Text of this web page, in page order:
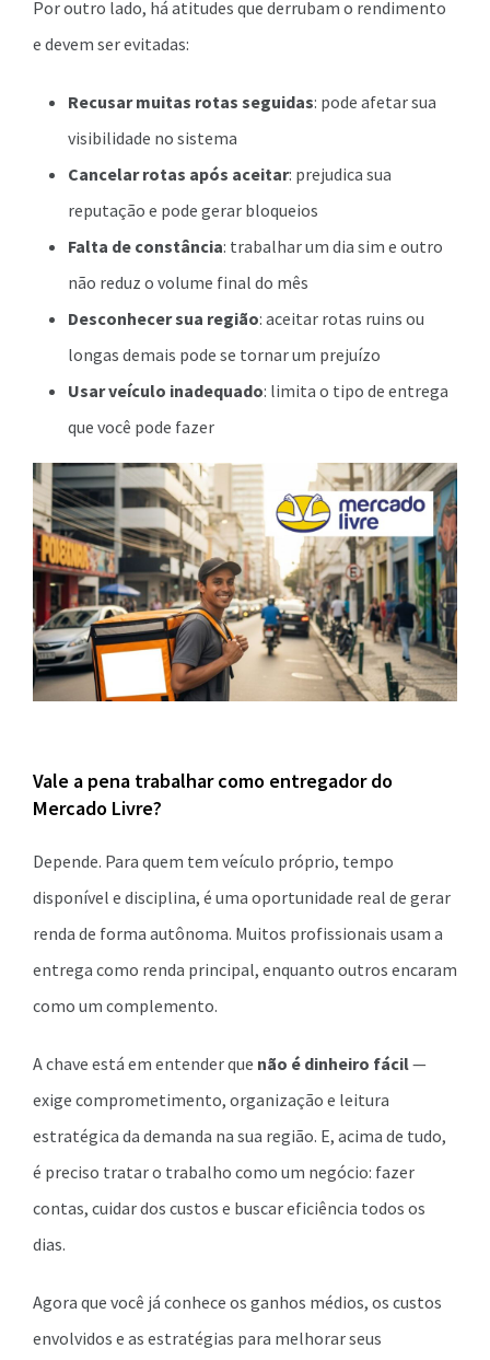
Por outro lado, há atitudes que derrubam o rendimento
e devem ser evitadas:
Recusar muitas rotas seguidas: pode afetar sua
visibilidade no sistema
Cancelar rotas após aceitar: prejudica sua
reputação e pode gerar bloqueios
Falta de constância: trabalhar um dia sim e outro
não reduz o volume final do mês
Desconhecer sua região: aceitar rotas ruins ou
longas demais pode se tornar um prejuízo
Usar veículo inadequado: limita o tipo de entrega
que você pode fazer
Vale a pena trabalhar como entregador do
Mercado Livre?
Depende. Para quem tem veículo próprio, tempo
disponível e disciplina, é uma oportunidade real de gerar
renda de forma autônoma. Muitos profissionais usam a
entrega como renda principal, enquanto outros encaram
como um complemento.
A chave está em entender que não é dinheiro fácil—
exige comprometimento, organização e leitura
estratégica da demanda na sua região. E, acima de tudo,
é preciso tratar o trabalho como um negócio: fazer
contas, cuidar dos custos e buscar eficiência todos os
dias.
Agora que você já conhece os ganhos médios, os custos
envolvidos e as estratégias para melhorar seus